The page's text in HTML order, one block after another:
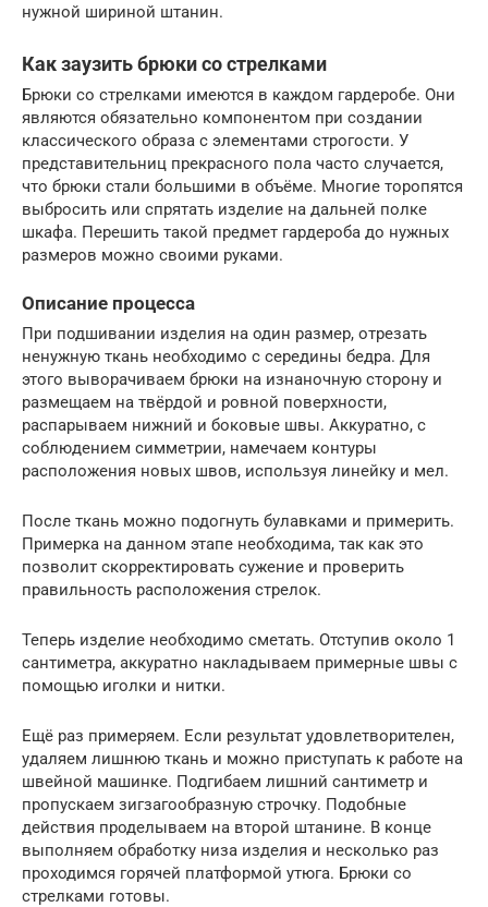
нужной шириной штанин.
Как заузить брюки со стрелками
Брюки со стрелками имеются в каждом гардеробе. Они
являются обязательно компонентом при создании
классического образа с элементами строгости. У
представительниц прекрасного пола часто случается,
что брюки стали большими в объёме. Многие торопятся
выбросить или спрятать изделие на дальней полке
шкафа. Перешить такой предмет гардероба до нужных
размеров можно своими руками.
Описание процесса
При подшивании изделия на один размер, отрезать
ненужную ткань необходимо с середины бедра. Для
этого выворачиваем брюки на изнаночную сторону и
размещаем на твёрдой и ровной поверхности,
распарываем нижний и боковые швы. Аккуратно, с
соблюдением симметрии, намечаем контуры
расположения новых швов, используя линейку и мел.
После ткань можно подогнуть булавками и примерить.
Примерка на данном этапе необходима, так как это
позволит скорректировать сужение и проверить
правильность расположения стрелок.
Теперь изделие необходимо сметать. Отступив около 1
сантиметра, аккуратно накладываем примерные швы с
помощью иголки и нитки.
Ещё раз примеряем. Если результат удовлетворителен,
удаляем лишнюю ткань и можно приступать к работе на
швейной машинке. Подгибаем лишний сантиметр и
пропускаем зигзагообразную строчку. Подобные
действия проделываем на второй штанине. В конце
выполняем обработку низа изделия и несколько раз
проходимся горячей платформой утюга. Брюки со
стрелками готовы.